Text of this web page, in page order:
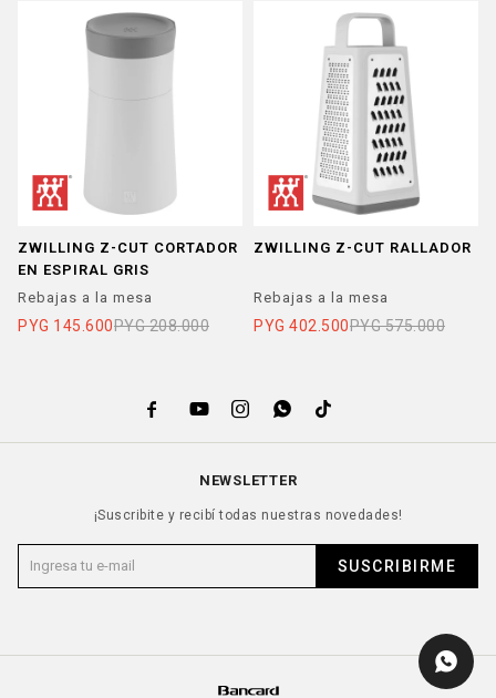
ZWILLING Z-CUT CORTADOR
EN ESPIRAL GRIS
Rebajas a la mesa
PYG 145.600PYG 208.000
ZWILLING Z-CUT RALLADOR
Rebajas a la mesa
PYG 402.500PYG 575.000
    
NEWSLETTER
¡Suscribite y recibí todas nuestras novedades!
SUSCRIBIRME